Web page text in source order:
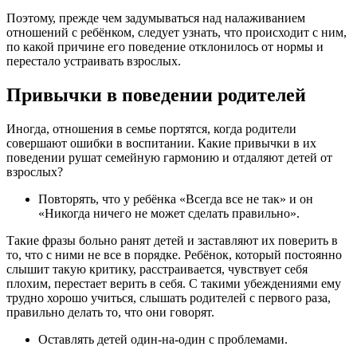
Поэтому, прежде чем задумываться над налаживанием
отношений с ребёнком, следует узнать, что происходит с ним,
по какой причине его поведение отклонилось от нормы и
перестало устраивать взрослых.
Привычки в поведении родителей
Иногда, отношения в семье портятся, когда родители
совершают ошибки в воспитании. Какие привычки в их
поведении рушат семейную гармонию и отдаляют детей от
взрослых?
Повторять, что у ребёнка «Всегда все не так» и он
«Никогда ничего не может сделать правильно».
Такие фразы больно ранят детей и заставляют их поверить в
то, что с ними не все в порядке. Ребёнок, который постоянно
слышит такую критику, расстраивается, чувствует себя
плохим, перестает верить в себя. С такими убеждениями ему
трудно хорошо учиться, слышать родителей с первого раза,
правильно делать то, что они говорят.
Оставлять детей один-на-один с проблемами.